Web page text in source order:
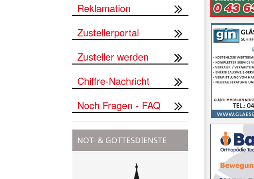
Reklamation
Zustellerportal
Zusteller werden
Chiffre-Nachricht
Noch Fragen - FAQ
NOT- & GOTTESDIENSTE